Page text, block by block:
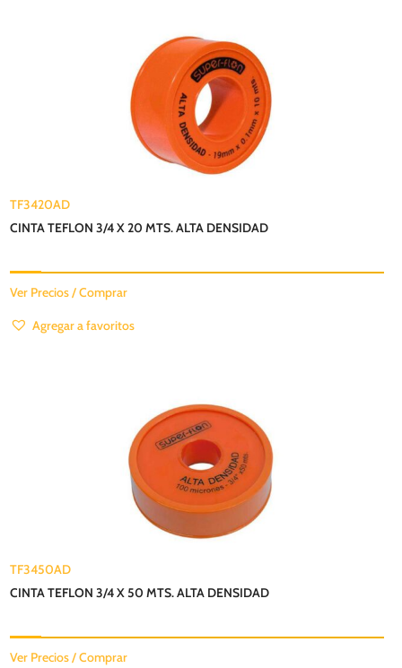
TF3420AD
CINTA TEFLON 3/4 X 20 MTS. ALTA DENSIDAD
Ver Precios / Comprar
Agregar a favoritos
TF3450AD
CINTA TEFLON 3/4 X 50 MTS. ALTA DENSIDAD
Ver Precios / Comprar